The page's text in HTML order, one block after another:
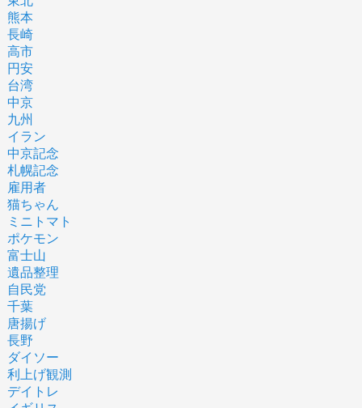
熊本
長崎
高市
円安
台湾
中京
九州
イラン
中京記念
札幌記念
雇用者
猫ちゃん
ミニトマト
ポケモン
富士山
遺品整理
自民党
千葉
唐揚げ
長野
ダイソー
利上げ観測
デイトレ